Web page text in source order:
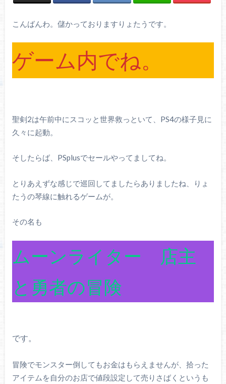
こんばんわ。儲かっておりますりょたうです。
ゲーム内でね。
聖剣2は午前中にスコッと世界救っといて、PS4の様子見に
久々に起動。
そしたらば、PSplusでセールやってましてね。
とりあえずな感じで巡回してましたらありましたね、りょ
たうの琴線に触れるゲームが。
その名も
ムーンライター 店主
と勇者の冒険
です。
冒険でモンスター倒してもお金はもらえませんが、拾った
アイテムを自分のお店で値段設定して売りさばくというも